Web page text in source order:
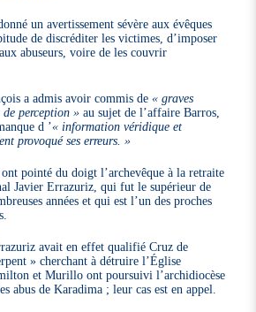
un avertissement sévère aux évêques
de discréditer les victimes, d’imposer
abuseurs, voire de les couvrir
a admis avoir commis de« graves
de perception » au sujet de l’affaire Barros,
d ’« information véridique et
provoqué ses erreurs. »
pointé du doigt l’archevêque à la retraite
Javier Errazuriz, qui fut le supérieur de
années et qui est l’un des proches
avait en effet qualifié Cruz de
» cherchant à détruire l’Église
et Murillo ont poursuivi l’archidiocèse
abus de Karadima ; leur cas est en appel.